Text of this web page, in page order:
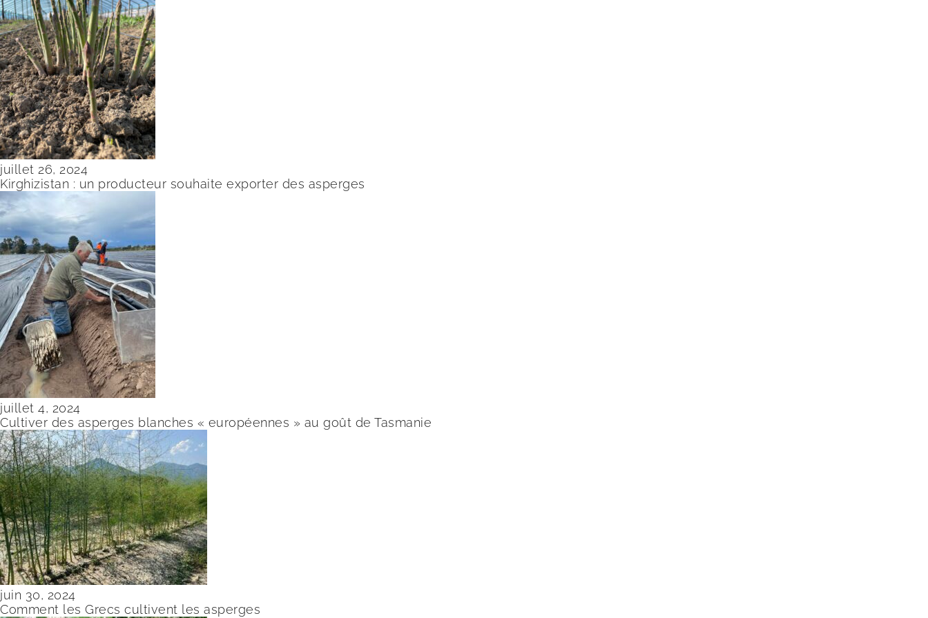
juillet 26, 2024
Kirghizistan : un producteur souhaite exporter des asperges
juillet 4, 2024
Cultiver des asperges blanches « européennes » au goût de Tasmanie
juin 30, 2024
Comment les Grecs cultivent les asperges